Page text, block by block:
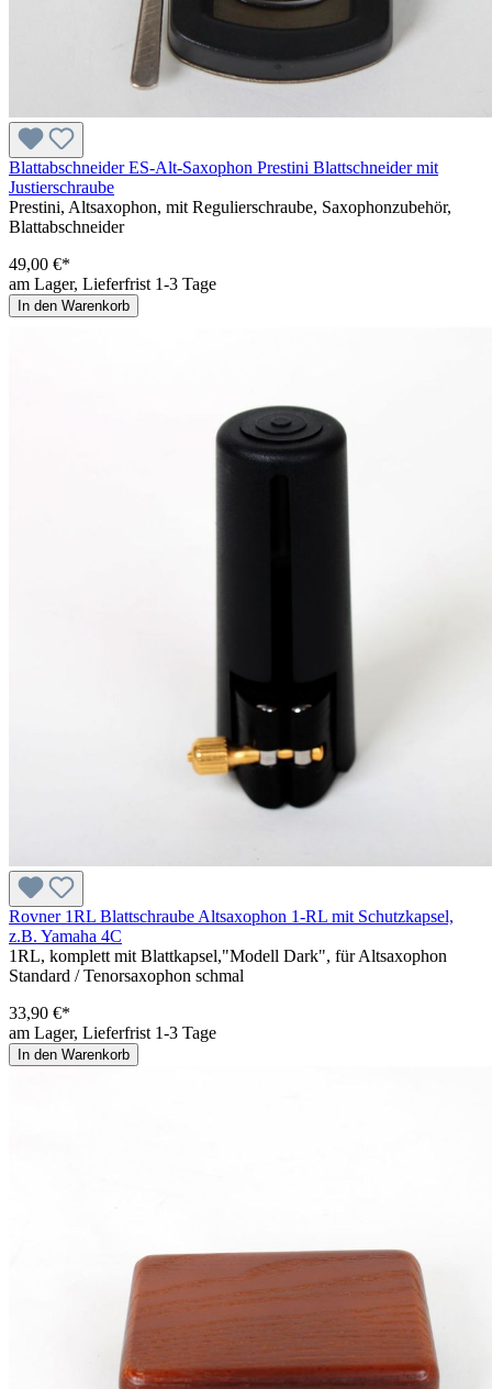
Blattabschneider ES-Alt-Saxophon Prestini Blattschneider mit
Justierschraube
Prestini, Altsaxophon, mit Regulierschraube, Saxophonzubehör,
Blattabschneider
49,00 €*
am Lager, Lieferfrist 1-3 Tage
In den Warenkorb
Rovner 1RL Blattschraube Altsaxophon 1-RL mit Schutzkapsel,
z.B. Yamaha 4C
1RL, komplett mit Blattkapsel,"Modell Dark", für Altsaxophon
Standard / Tenorsaxophon schmal
33,90 €*
am Lager, Lieferfrist 1-3 Tage
In den Warenkorb